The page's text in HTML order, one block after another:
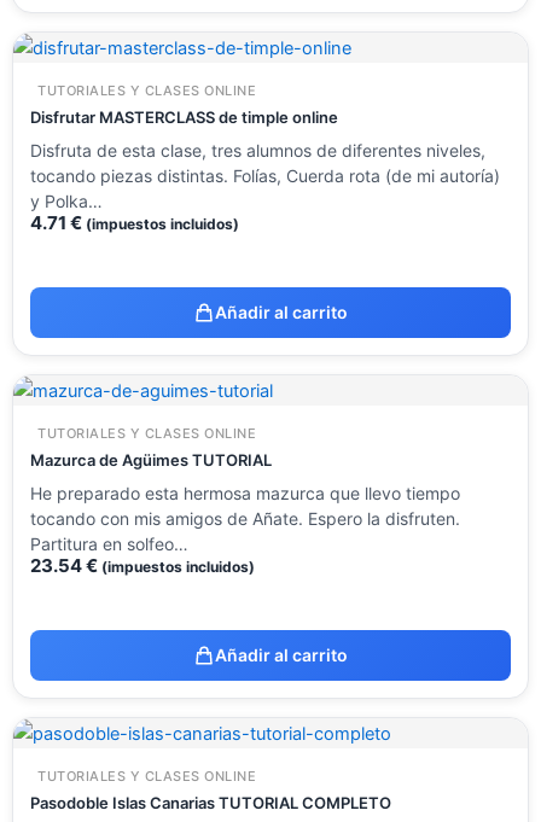
TUTORIALES Y CLASES ONLINE
Disfrutar MASTERCLASS de timple online
Disfruta de esta clase, tres alumnos de diferentes niveles,
tocando piezas distintas. Folías, Cuerda rota (de mi autoría)
y Polka…
4.71 € (impuestos incluidos)
Añadir al carrito
TUTORIALES Y CLASES ONLINE
Mazurca de Agüimes TUTORIAL
He preparado esta hermosa mazurca que llevo tiempo
tocando con mis amigos de Añate. Espero la disfruten.
Partitura en solfeo…
23.54€ (impuestos incluidos)
Añadir al carrito
TUTORIALES Y CLASES ONLINE
Pasodoble Islas Canarias TUTORIAL COMPLETO